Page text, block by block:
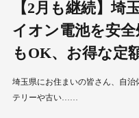
【2月も継続】埼
イオン電池を安
もOK、お得な定
埼玉県にお住まいの皆さん、自治
テリーや古い……